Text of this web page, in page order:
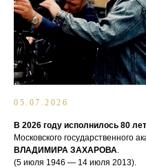
05.07.2026
В 2026 году исполнилось 80 лет
Московского государственного
ВЛАДИМИРА ЗАХАРОВА
(5 июля 1946 — 14 июля 2013).